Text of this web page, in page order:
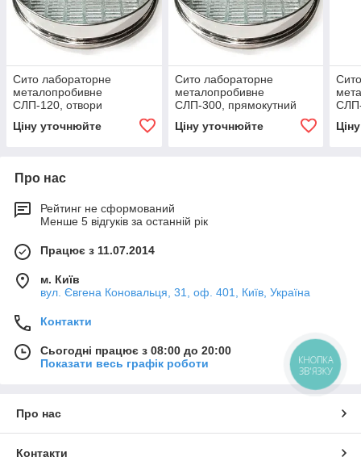
Сито лабораторне
металопробивне
СЛП-120, отвори
Ціну уточнюйте
Сито лабораторне
металопробивне
СЛП-300, прямокутний
Ціну уточнюйте
Про нас
Рейтинг не сформований
Менше 5 відгуків за останній рік
Працює з 11.07.2014
м. Київ
вул. Євгена Коновальця, 31, оф. 401, Київ, Україна
Контакти
Сьогодні працює з 08:00 до 20:00
Показати весь графік роботи
Про нас
Контакти
КНОПКА
ЗВ'ЯЗКУ